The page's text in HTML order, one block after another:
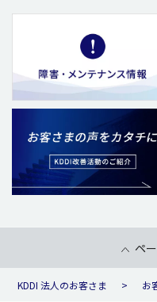
ペ
KDDI 法人のお客さま お